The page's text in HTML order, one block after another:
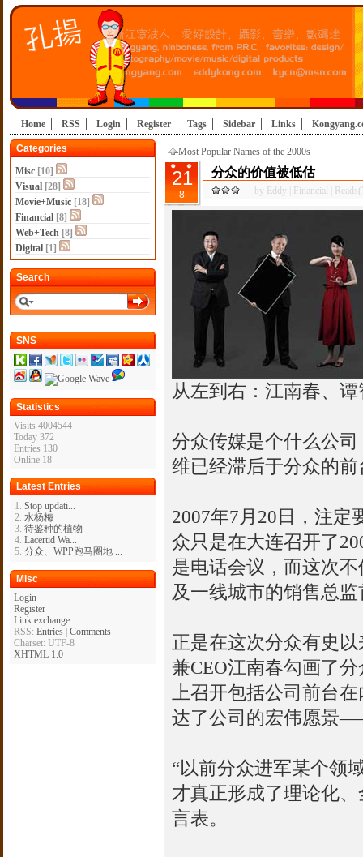
Home RSS Login Register Tags Sidebar Links
Most Popular Names of the 2000s
21
8
分众的价值被低估
by Eddy Financial
从左到右：江南春、
分众传媒是个什么公
维已经滞后于分众的
2007年7月20日，注
众只是在大连召开了
是电话会议，而这次
及一线城市的销售总
正是在这次分众有史
兼CEO江南春勾画了
上召开包括公司前台
达了公司的宏伟愿景
“以前分众进军某个领
才真正形成了理论化
言表。
Categories
Misc [10]
Visual [28]
Movie+Music [18]
Financial [8]
Web+Tech [8]
Digital [1]
Search
SNS
Statistics
Visits 4004544
Today 372
Entries 130
Online 18
Latest Entries
Stop updati...
水杨梅
待鉴种的植物
Lacertid Wa...
分众、WPP跑马圈地 ...
Misc
Login
Register
Link exchange
RSS: Entries Comments
Charset: UTF-8
XHTML 1.0